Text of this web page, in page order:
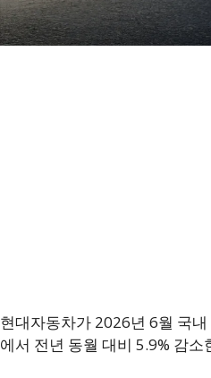
현대자동차가 2026년 6월 국
에서 전년 동월 대비 5.9% 감